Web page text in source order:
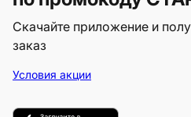
Скачайте приложение и
заказ
Условия акции